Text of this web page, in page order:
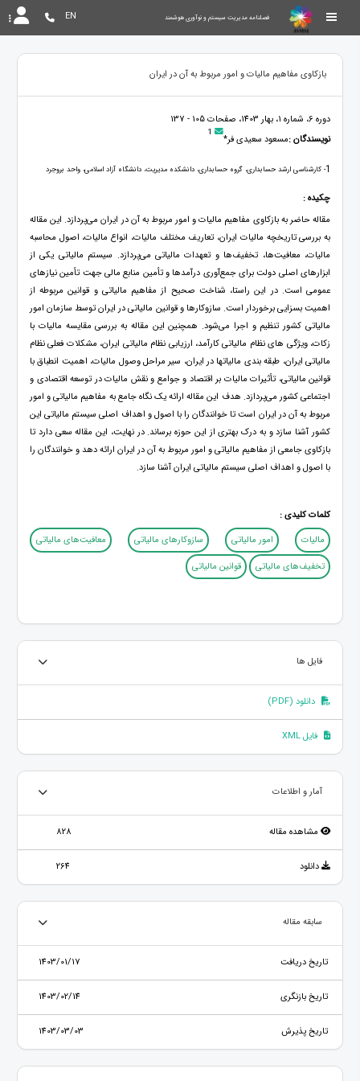
فصلنامه مدیریت سیستم و نوآوری هوشمند EN
بازکاوی مفاهیم مالیات و امور مربوط به آن در ایران
دوره 6، شماره 1، بهار 1403، صفحات 105 - 137
نویسندگان :مسعود سعیدی فر* 1
1- کارشناسی ارشد حسابداری، گروه حسابداری، دانشکده مدیریت، دانشگاه آزاد اسلامی، واحد بروجرد
چکیده :
مقاله حاضر به بازکاوی مفاهیم مالیات و امور مربوط به آن در ایران می‌پردازد. این مقاله
به بررسی تاریخچه مالیات ایران، تعاریف مختلف مالیات، انواع مالیات، اصول محاسبه
مالیات، معافیت‌ها، تخفیف‌ها و تعهدات مالیاتی می‌پردازد. سیستم مالیاتی یکی از
ابزارهای اصلی دولت برای جمع‌آوری درآمدها و تأمین منابع مالی جهت تأمین نیازهای
عمومی است. در این راستا، شناخت صحیح از مفاهیم مالیاتی و قوانین مربوطه از
اهمیت بسزایی برخوردار است. سازوکارها و قوانین مالیاتی در ایران توسط سازمان امور
مالیاتی کشور تنظیم و اجرا می‌شود. همچنین این مقاله به بررسی مقایسه مالیات با
زکات، ویژگی های نظام مالیاتی کارآمد، ارزیابی نظام مالیاتی ایران، مشکلات فعلی نظام
مالیاتی ایران، طبقه بندی مالیاتها در ایران، سیر مراحل وصول مالیات، اهمیت انطباق با
قوانین مالیاتی، تأثیرات مالیات بر اقتصاد و جوامع و نقش مالیات در توسعه اقتصادی و
اجتماعی کشور می‌پردازد. هدف این مقاله ارائه یک نگاه جامع به مفاهیم مالیاتی و امور
مربوط به آن در ایران است تا خوانندگان را با اصول و اهداف اصلی سیستم مالیاتی این
کشور آشنا سازد و به درک بهتری از این حوزه برساند. در نهایت، این مقاله سعی دارد تا
بازکاوی جامعی از مفاهیم مالیاتی و امور مربوط به آن در ایران ارائه دهد و خوانندگان را
با اصول و اهداف اصلی سیستم مالیاتی ایران آشنا سازد.
کلمات کلیدی :
مالیات
امور مالیاتی سازوکارهای مالیاتی
معافیت‌های مالیاتی
تخفیف‌های مالیاتی
قوانین مالیاتی
فایل ها
دانلود (PDF)
فایل XML
آمار و اطلاعات
مشاهده مقاله 828
دانلود 264
سابقه مقاله
تاریخ دریافت 1403/01/17
تاریخ بازنگری 1403/02/14
تاریخ پذیرش 1403/03/03